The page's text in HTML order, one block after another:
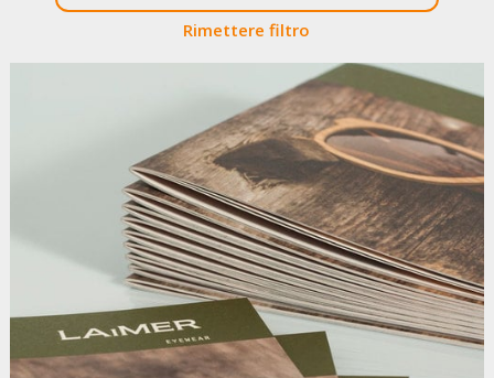
Rimettere filtro